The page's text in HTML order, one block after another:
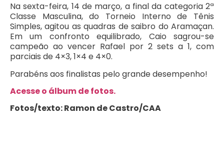
Na sexta-feira, 14 de março, a final da categoria 2ª
Classe Masculina, do Torneio Interno de Tênis
Simples, agitou as quadras de saibro do Aramaçan.
Em um confronto equilibrado, Caio sagrou-se
campeão ao vencer Rafael por 2 sets a 1, com
parciais de 4×3, 1×4 e 4×0.
Parabéns aos finalistas pelo grande desempenho!
Acesse o álbum de fotos.
Fotos/texto: Ramon de Castro/CAA